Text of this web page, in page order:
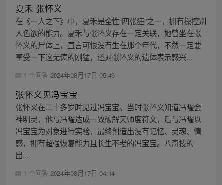
夏禾 张怀义
在《一人之下》中，夏禾是全性“四张狂”之一，拥有操控别
人色欲的能力。夏禾与张怀义存在一定关联，她曾坐在张
怀义的尸体上，直言可恨没有生在那个年代，不然一定要
享受一下这无俦的刚猛，还对张怀义的遗体表示感兴...
1 个回答 2024年08月17日 05:46
张怀义见冯宝宝
张怀义在二十多岁时见过冯宝宝。当时张怀义知道冯曜会
神明灵，他与冯曜达成一致破解天师度符文，后与冯曜以
冯宝宝为对象进行实验，最终创造出没有记忆、灵魂、情
感，拥有超强恢复能力且长生不老的冯宝宝。八奇技的
出...
1 个回答 2024年08月17日 04:14